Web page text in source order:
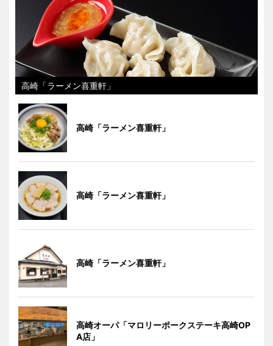
高崎「ラーメン喜重軒」
高崎「ラーメン喜重軒」
高崎「ラーメン喜重軒」
高崎「ラーメン喜重軒」
高崎オーパ「マロリーポークステーキ高崎OP
A店」